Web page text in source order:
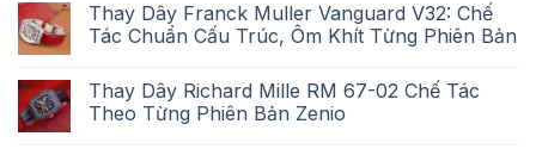
Thay Dây Franck Muller Vanguard V32: Chế
Tác Chuẩn Cấu Trúc, Ôm Khít Từng Phiên Bản
Thay Dây Richard Mille RM 67-02 Chế Tác
Theo Từng Phiên Bản Zenio